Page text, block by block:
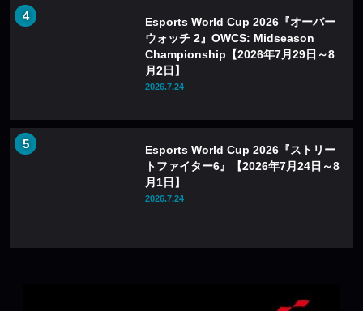
Esports World Cup 2026『オーバー
ウォッチ 2』OWCS: Midseason
Championship【2026年7月29日～8
月2日】
2026.7.24
Esports World Cup 2026『ストリー
トファイター6』【2026年7月24日～8
月1日】
2026.7.24